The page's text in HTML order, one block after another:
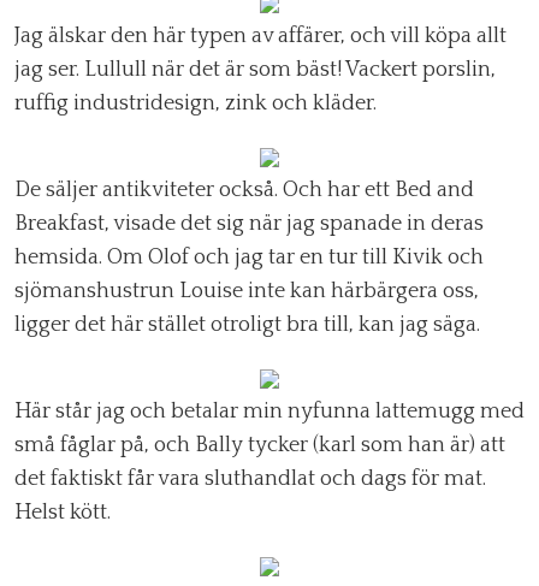
Jag älskar den här typen av affärer, och vill köpa allt
jag ser. Lullull när det är som bäst! Vackert porslin,
ruffig industridesign, zink och kläder.
De säljer antikviteter också. Och har ett Bed and
Breakfast, visade det sig när jag spanade in deras
hemsida. Om Olof och jag tar en tur till Kivik och
sjömanshustrun Louise inte kan härbärgera oss,
ligger det här stället otroligt bra till, kan jag säga.
Här står jag och betalar min nyfunna lattemugg med
små fåglar på, och Bally tycker (karl som han är) att
det faktiskt får vara sluthandlat och dags för mat.
Helst kött.